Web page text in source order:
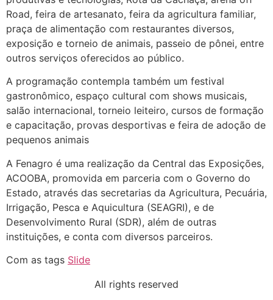
Road, feira de artesanato, feira da agricultura familiar,
praça de alimentação com restaurantes diversos,
exposição e torneio de animais, passeio de pônei, entre
outros serviços oferecidos ao público.
A programação contempla também um festival
gastronômico, espaço cultural com shows musicais,
salão internacional, torneio leiteiro, cursos de formação
e capacitação, provas desportivas e feira de adoção de
pequenos animais
A Fenagro é uma realização da Central das Exposições,
ACOOBA, promovida em parceria com o Governo do
Estado, através das secretarias da Agricultura, Pecuária,
Irrigação, Pesca e Aquicultura (SEAGRI), e de
Desenvolvimento Rural (SDR), além de outras
instituições, e conta com diversos parceiros.
Com as tags Slide
All rights reserved